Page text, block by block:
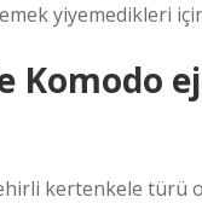
yiyemedikleri
Komodo
kertenkele türü